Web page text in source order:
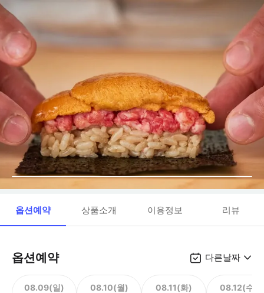
옵션예약 상품소개 이용정보 리뷰
옵션예약 다른날짜
08.09(일) 08.10(월) 08.11(화) 08.12(수)